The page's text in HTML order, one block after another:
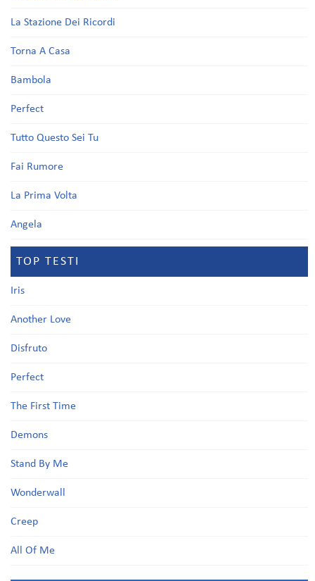
La Stazione Dei Ricordi
Torna A Casa
Bambola
Perfect
Tutto Questo Sei Tu
Fai Rumore
La Prima Volta
Angela
TOP TESTI
Iris
Another Love
Disfruto
Perfect
The First Time
Demons
Stand By Me
Wonderwall
Creep
All Of Me